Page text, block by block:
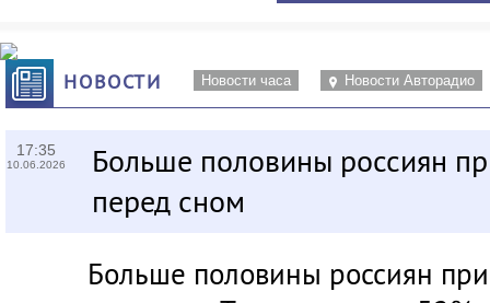
НОВОСТИ Новости часа Новости Авторадио
17:35
10.06.2026
Больше половины россиян
перед сном
Больше половины россиян